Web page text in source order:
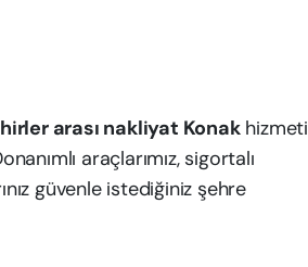
arası nakliyat Konakhizmeti
araçlarımız, sigortalı
güvenle istediğiniz şehre